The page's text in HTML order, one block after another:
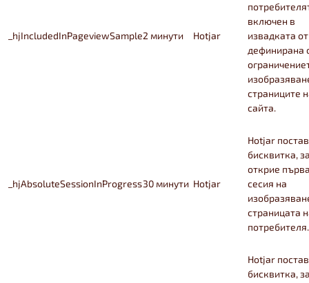
_hjIncludedInPageviewSample2 минути Hotjar
включен в
извадката
дефинирана
страниците
сайта.
_hjAbsoluteSessionInProgress30 минути Hotjar
Hotjar
бисквитка,
открие
сесия на
страницата
потребителя.
Hotjar
бисквитка,